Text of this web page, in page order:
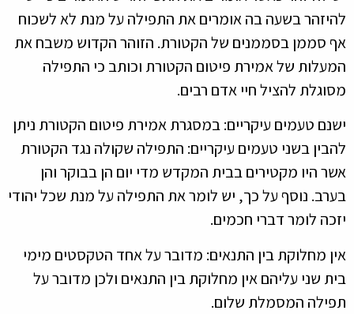
בשעה בה אומרים את התפילה על מנת לא לשכוח
סממן בסממנים של הקטורת. הזוהר הקדוש משבח את
של אמירת פיטום הקטורת וכותב כי התפילה
להציל חיי אדם רבים.
טעמים עיקריים: במסגרת אמירת פיטום הקטורת ניתן
בשני טעמים עיקריים: התפילה שקולה נגד הקטורת
היו מקטירים בבית המקדש מדי יום הן בבוקר והן
נוסף על כך, יש לומר את התפילה על מנת שכל יהודי
לומר דברי חכמים.
מחלוקת בין התנאים: מדובר על אחד הטקסטים מימי
שני עליהם אין מחלוקת בין התנאים ולכן מדובר על
המסמלת שלום.